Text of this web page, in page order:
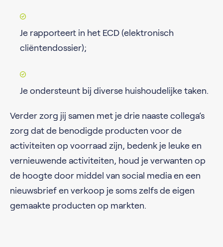
Je rapporteert in het ECD (elektronisch
cliëntendossier);
Je ondersteunt bij diverse huishoudelijke taken.
Verder zorg jij samen met je drie naaste collega’s
zorg dat de benodigde producten voor de
activiteiten op voorraad zijn, bedenk je leuke en
vernieuwende activiteiten, houd je verwanten op
de hoogte door middel van social media en een
nieuwsbrief en verkoop je soms zelfs de eigen
gemaakte producten op markten.